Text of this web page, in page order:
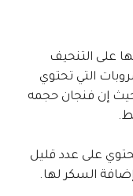
على التنحيف
التي تحتوي
إن فنجان حجمه
على عدد قليل
السكر لها.